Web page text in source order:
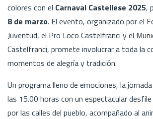
colores con el Carnaval Castellese 2025,
8 de marzo. El evento, organizado por el
Juventud, el Pro Loco Castelfranci y el
Castelfranci, promete involucrar a toda la
momentos de alegría y tradición.
Un programa lleno de emociones, la
las 15.00 horas con un espectacular
por las calles del pueblo, acompañado al